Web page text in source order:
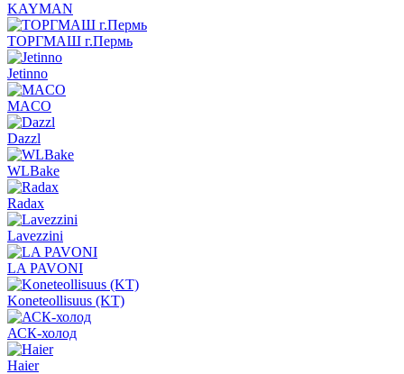
KAYMAN
ТОРГМАШ г.Пермь
Jetinno
MACO
Dazzl
WLBake
Radax
Lavezzini
LA PAVONI
Koneteollisuus (KT)
АСК-холод
Haier